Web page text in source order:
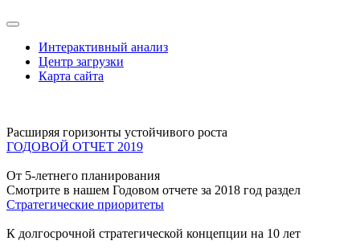
Интерактивный анализ
Центр загрузки
Карта сайта
Расширяя горизонты устойчивого роста
ГОДОВОЙ ОТЧЕТ 2019
От 5-летнего планирования
Смотрите в нашем Годовом отчете за 2018 год раздел
Стратегические приоритеты
К долгосрочной стратегической концепции на 10 лет